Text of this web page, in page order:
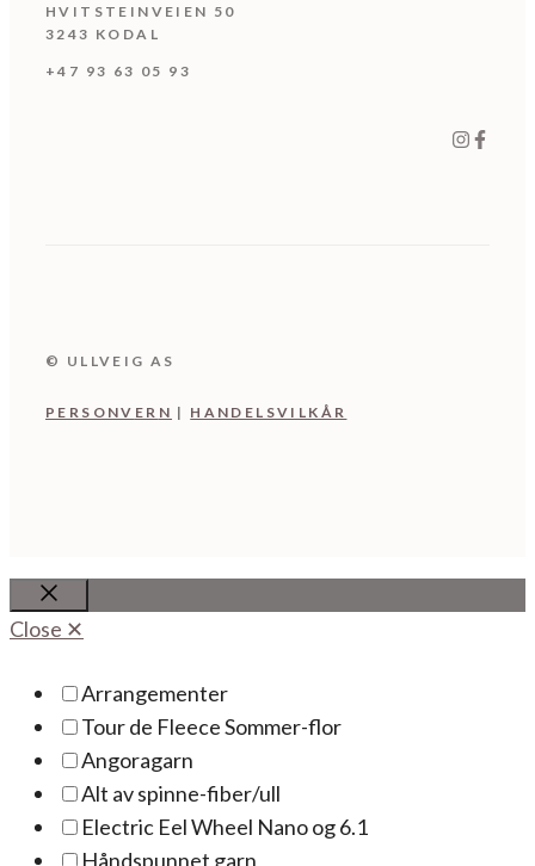
HVITSTEINVEIEN 50
3243 KODAL
+47 93 63 05 93
© ULLVEIG AS
PERSONV ER N | HANDELSVILKÅR
Close
Close ✕
Arrangementer
Tour de Fleece Sommer-flor
Angoragarn
Alt av spinne-fiber/ull
Electric Eel Wheel Nano og 6.1
Håndspunnet garn